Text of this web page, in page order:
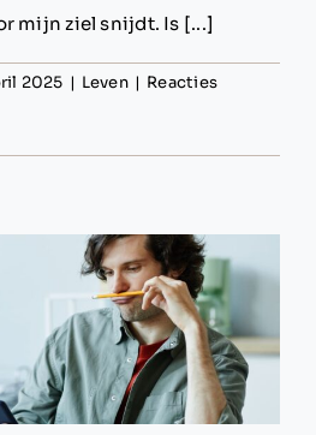
mijn ziel snijdt. Is [...]
2025 | Leven | Reacties